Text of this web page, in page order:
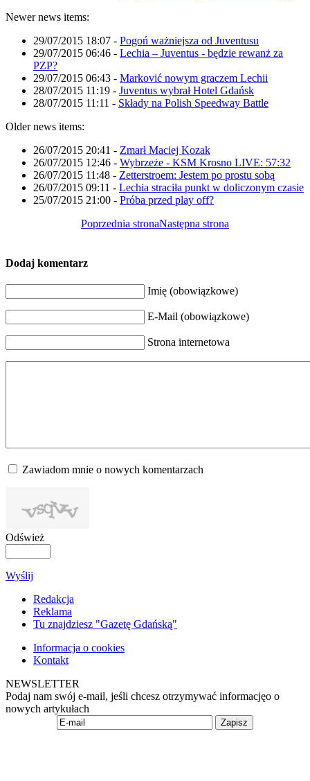
Newer news items:
29/07/2015 18:07 - Pogoń ważniejsza od Juventusu
29/07/2015 06:46 - Lechia – Juventus - będzie rewanż za
PZP?
29/07/2015 06:43 - Marković nowym graczem Lechii
28/07/2015 11:19 - Juventus wybrał Hotel Gdańsk
28/07/2015 11:11 - Składy na Polish Speedway Battle
Older news items:
26/07/2015 20:41 - Zmarł Maciej Kozak
26/07/2015 12:46 - Wybrzeże - KSM Krosno LIVE: 57:32
26/07/2015 11:48 - Zetterstroem: Jestem po prostu sobą
26/07/2015 09:11 - Lechia straciła punkt w doliczonym czasie
25/07/2015 21:00 - Próba przed play off?
Poprzednia stronaNastępna strona
Dodaj komentarz
Imię (obowiązkowe)
E-Mail (obowiązkowe)
Strona internetowa
Zawiadom mnie o nowych komentarzach
Odśwież
Wyślij
Redakcja
Reklama
Tu znajdziesz "Gazetę Gdańską"
Informacja o cookies
Kontakt
NEWSLETTER
Podaj nam swój e-mail, jeśli chcesz otrzymywać informacjęo o
nowych artykułach
Zapisz